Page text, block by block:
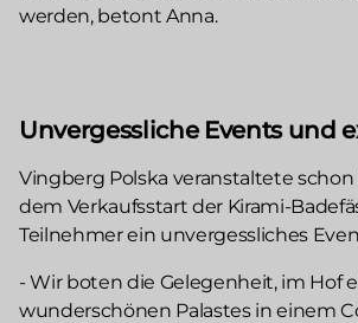
werden, betont Anna.
Unvergessliche Events und
Vingberg Polska veranstaltete
dem Verkaufsstart der Kirami-
Teilnehmer ein unvergessliches
- Wir boten die Gelegenheit, im Hof
wunderschönen Palastes in einem